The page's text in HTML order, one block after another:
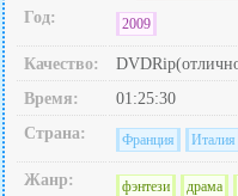
Год: 2009
Качество:
Время:
01:25:30
Страна:
Франция Италия
Жанр: фэнтези драма